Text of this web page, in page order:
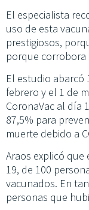
El especialista
uso de esta
prestigiosos,
porque corrobora
El estudio abarcó
febrero y el 1 de
CoronaVac al día
87,5% para
muerte debido a
Araos explicó que
19, de 100
vacunados. En
personas que